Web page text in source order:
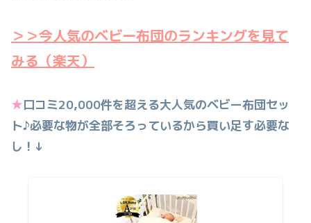
＞＞今人気のベビー布団のランキングを見て
みる（楽天）
★口コミ20,000件を超える大人気のベビー布団セッ
ト♪必要な物が全部そろっているから買い足す必要な
し！↓